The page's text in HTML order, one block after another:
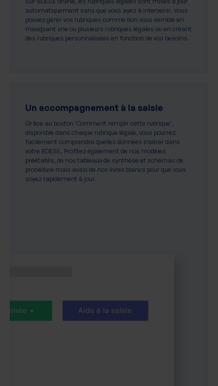
automatiquement sans que vous ayez à intervenir. Vous
pouvez gérer vos rubriques comme bon vous semble en
masquant une ou plusieurs rubriques légales ou en créant
des rubriques personnalisées en fonction de vos besoins.
Un accompagnement à la saisie
Grâce au bouton ‘Comment remplir cette rubrique’,
disponible dans chaque rubrique légale, vous pourrez
facilement comprendre quelles données insérer dans
votre BDESE. Profitez également de nos modèles
préétablis, de nos tableaux de synthèse et schémas de
procédure mais aussi de nos livres blancs pour que vous
soyez rapidement à jour.